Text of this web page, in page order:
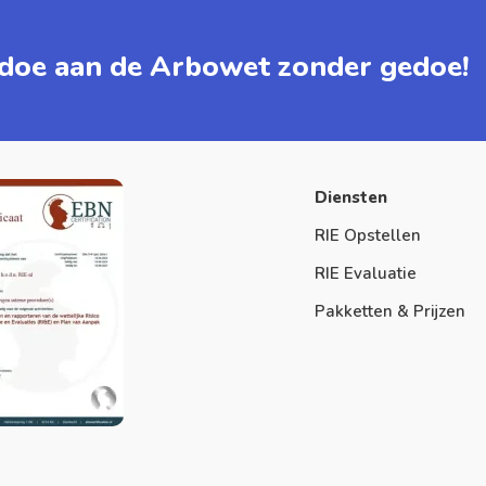
aan de Arbowet zonder gedoe!
Diensten
RIE Opstellen
RIE Evaluatie
Pakketten & Prijzen